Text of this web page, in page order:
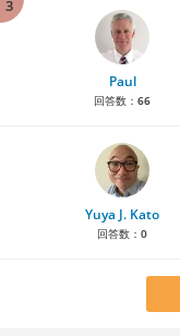
3
Paul
回答数： 66
Yuya J. Kato
回答数： 0